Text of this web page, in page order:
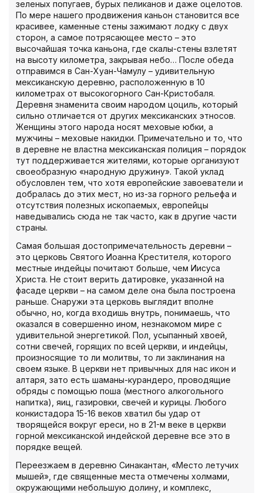
зеленых попугаев, бурых пеликанов и даже оцелотов.
По мере нашего продвижения каньон становится все
красивее, каменные стены зажимают лодку с двух
сторон, а самое потрясающее место – это
высочайшая точка каньона, где скалы-стены взлетят
на высоту километра, закрывая небо… После обеда
отправимся в Сан-Хуан-Чамулу – удивительную
мексиканскую деревню, расположенную в 10
километрах от высокогорного Сан-Кристобаля.
Деревня знаменита своим народом цоциль, который
сильно отличается от других мексиканских этносов.
Женщины этого народа носят меховые юбки, а
мужчины – меховые накидки. Примечательно и то, что
в деревне не властна мексиканская полиция – порядок
тут поддерживается жителями, которые организуют
своеобразную «народную дружину». Такой уклад
обусловлен тем, что хотя европейские завоеватели и
добралась до этих мест, но из-за горного рельефа и
отсутствия полезных ископаемых, европейцы
наведывались сюда не так часто, как в другие части
страны.
Самая большая достопримечательность деревни –
это церковь Святого Иоанна Крестителя, которого
местные индейцы почитают больше, чем Иисуса
Христа. Не стоит верить датировке, указанной на
фасаде церкви – на самом деле она была построена
раньше. Снаружи эта церковь выглядит вполне
обычно, но, когда входишь внутрь, понимаешь, что
оказался в совершенно ином, незнакомом мире с
удивительной энергетикой. Пол, усыпанный хвоей,
сотни свечей, горящих по всей церкви, и индейцы,
произносящие то ли молитвы, то ли заклинания на
своем языке. В церкви нет привычных для нас икон и
алтаря, зато есть шаманы-курандеро, проводящие
обряды с помощью поша (местного алкогольного
напитка), яиц, газировки, свечей и курицы. Любого
конкистадора 15-16 веков хватил бы удар от
творящейся вокруг ереси, но в 21-м веке в церкви
горной мексиканской индейской деревне все это в
порядке вещей.
Переезжаем в деревню Синакантан, «Место летучих
мышей», где священные места отмечены холмами,
окружающими небольшую долину, и комплекс,